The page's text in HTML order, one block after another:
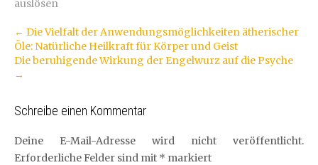
auslösen
Artikel-
Navigation
← Die Vielfalt der Anwendungsmöglichkeiten ätherischer
Öle: Natürliche Heilkraft für Körper und Geist
Die beruhigende Wirkung der Engelwurz auf die Psyche
→
Schreibe einen Kommentar
Deine E-Mail-Adresse wird nicht veröffentlicht.
Erforderliche Felder sind mit * markiert